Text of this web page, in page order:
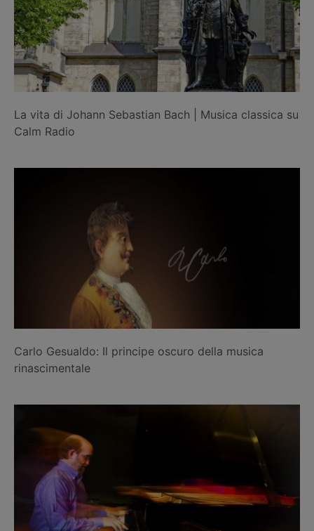
La vita di Johann Sebastian Bach | Musica classica su
Calm Radio
Carlo Gesualdo: Il principe oscuro della musica
rinascimentale